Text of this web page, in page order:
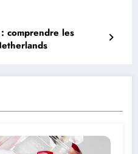
comprendre les